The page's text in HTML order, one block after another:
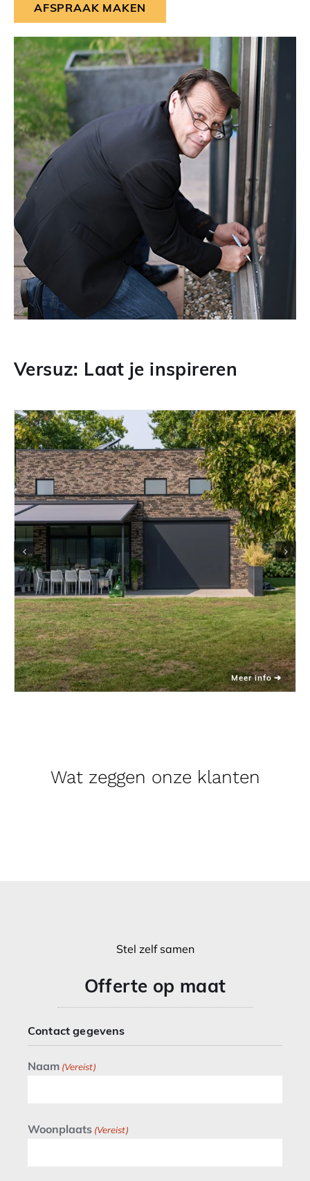
AFSPRAAK MAKEN
Versuz: Laat je inspireren
Wat zeggen onze klanten
Stel zelf samen
Offerte op maat
Contact gegevens
Naam (Vereist)
Woonplaats (Vereist)